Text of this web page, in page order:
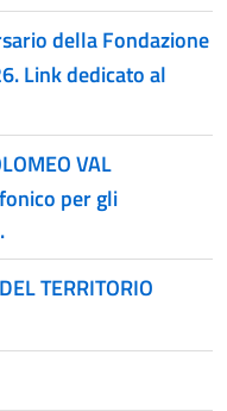
della Fondazione
Link dedicato al
VAL
per gli
TERRITORIO